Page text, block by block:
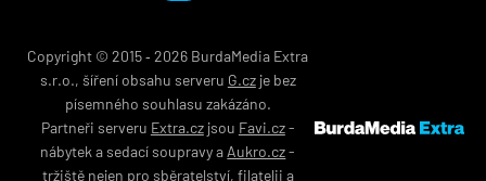
Copyright © 2015 ‐ 2026 BurdaMedia Extra
s.r.o., šíření obsahu serveru G.czje bez
písemného souhlasu zakázáno.
Partneři serveru Extra.czjsou Favi.cz-
nábytek a sedací soupravya Aukro.cz-
tržiště nejen pro sběratelství, filatelii a